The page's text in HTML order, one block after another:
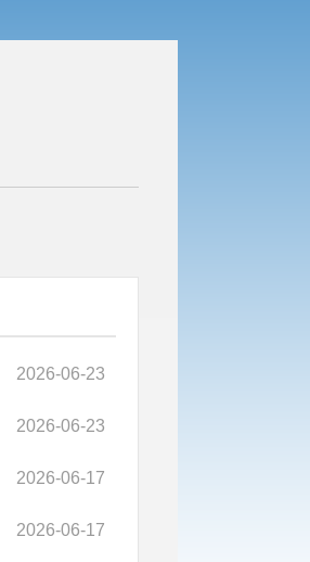
2026-06-23
2026-06-23
2026-06-17
2026-06-17